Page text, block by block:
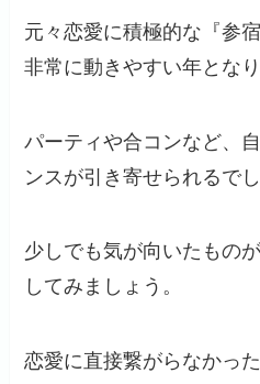
元々恋愛に積極的な『参
非常に動きやすい年となり
パーティや合コンなど、
ンスが引き寄せられるでし
少しでも気が向いたもの
してみましょう。
恋愛に直接繋がらなかっ